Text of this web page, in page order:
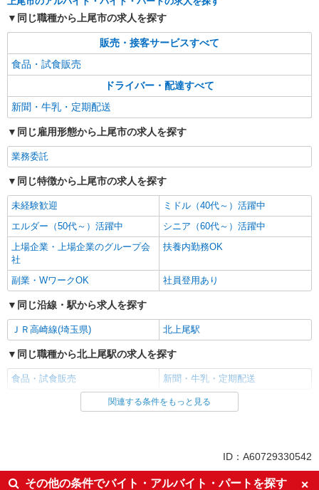
同じ職種から上尾市の求人を探す
販売・接客サービスすべて
食品・試食販売
ドライバー・配達すべて
新聞・牛乳・定期配送
同じ雇用形態から上尾市の求人を探す
業務委託
同じ特徴から上尾市の求人を探す
未経験歓迎
ミドル（40代～）活躍中
エルダー（50代～）活躍中
シニア（60代～）活躍中
上場企業・上場企業のグループ会
社
扶養内勤務OK
副業・WワークOK 社員登用あり
同じ沿線・駅から求人を探す
ＪＲ高崎線(埼玉県) 北上尾駅
同じ職種から北上尾駅の求人を探す
食品・試食販売 新聞・牛乳・定期配送
同じ雇用形態から北上尾駅の求人を探す
未経験歓迎
ミドル（40代～）活躍中
関連する条件をもっと見る
ID：A60729330542
その他の条件でバイト・アルバイト・パートを探す